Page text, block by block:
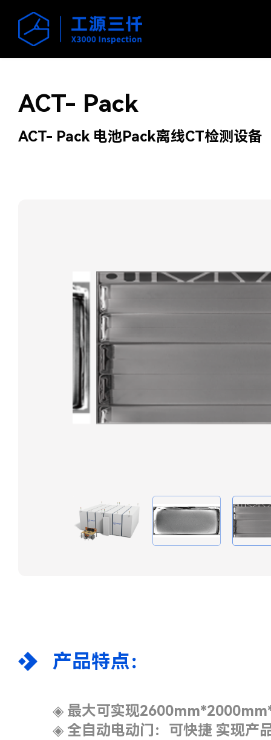
ACT- Pack
ACT- Pack 电池Pack离线CT检测设备
产品特点：
◈ 最大可实现
◈ 全自动电动门：可快捷 实现产